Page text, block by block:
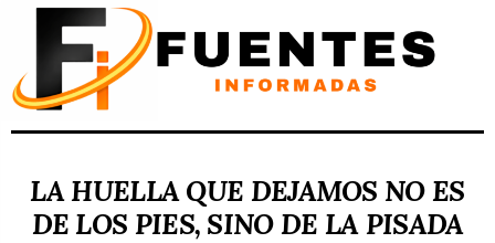
LA HUELLA QUE DEJAMOS NO ES
DE LOS PIES, SINO DE LA PISADA